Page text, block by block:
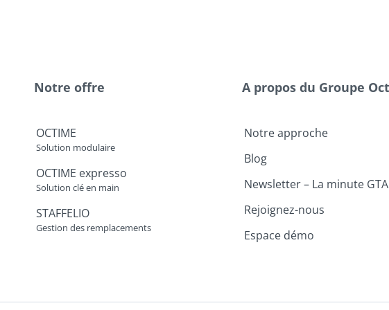
Notre offre
OCTIME
Solution modulaire
OCTIME expresso
Solution clé en main
STAFFELIO
Gestion des remplacements
A propos du Groupe
Notre approche
Blog
Newsletter – La minute GTA
Rejoignez-nous
Espace démo